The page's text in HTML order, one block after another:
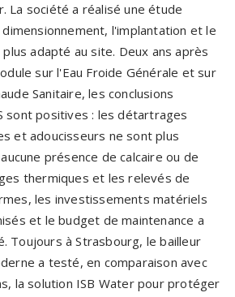
La société a réalisé une étude
l'implantation et le
adapté au site. Deux ans après
sur l'Eau Froide Générale et sur
Sanitaire, les conclusions
sont positives : les détartrages
et adoucisseurs ne sont plus
présence de calcaire ou de
thermiques et les relevés de
les investissements matériels
et le budget de maintenance a
Toujours à Strasbourg, le bailleur
a testé, en comparaison avec
la solution ISB Water pour protéger